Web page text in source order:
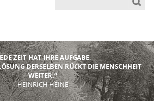
ZEIT HAT IHRE AUFGABE,
DERSELBEN RÜCKT DIE MENSCHHEIT
WEITER.“
HEINRICH HEINE